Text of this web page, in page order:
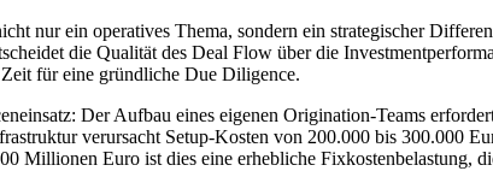
nur ein operatives Thema, sondern ein strategischer
die Qualität des Deal Flow über die
für eine gründliche Due Diligence.
Der Aufbau eines eigenen Origination-Teams
verursacht Setup-Kosten von 200.000 bis 300.000
Millionen Euro ist dies eine erhebliche Fixkostenbelastung,